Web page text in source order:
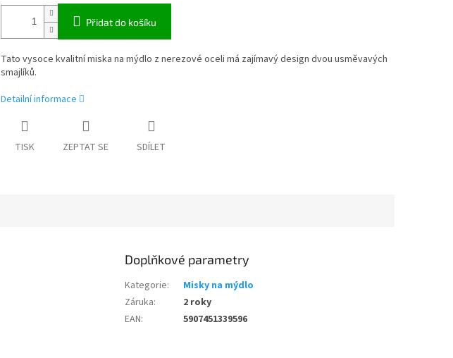
Přidat do košíku
Tato vysoce kvalitní miska na mýdlo z nerezové oceli má zajímavý design dvou usměvavých
smajlíků.
Detailní informace
TISK ZEPTAT SE SDÍLET
Doplňkové parametry
Kategorie:
Misky na mýdlo
Záruka:
2 roky
EAN: 5907451339596